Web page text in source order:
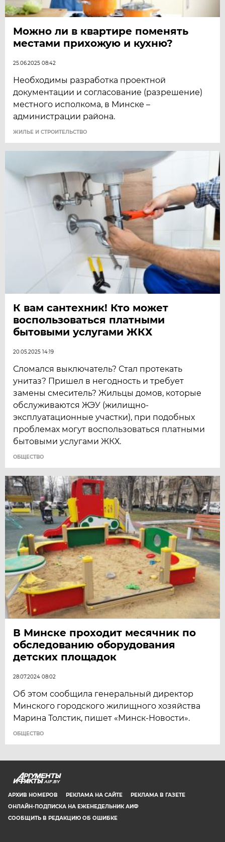
Можно ли в квартире поменять
местами прихожую и кухню?
25.06.2025 08:42
Необходимы разработка проектной
документации и согласование (разрешение)
местного исполкома, в Минске –
администрации района.
ЖИЛЬЕ И СТРОИТЕЛЬСТВО
К вам сантехник! Кто может
воспользоваться платными
бытовыми услугами ЖКХ
20.05.2025 14:19
Сломался выключатель? Стал протекать
унитаз? Пришел в негодность и требует
замены смеситель? Жильцы домов, которые
обслуживаются ЖЭУ (жилищно-
эксплуатационные участки), при подобных
проблемах могут воспользоваться платными
бытовыми услугами ЖКХ.
ОБЩЕСТВО
В Минске проходит месячник по
обследованию оборудования
детских площадок
28.07.2024 08:02
Об этом сообщила генеральный директор
Минского городского жилищного хозяйства
Марина Толстик, пишет «Минск-Новости».
ОБЩЕСТВО
AIF.BY
АРХИВ НОМЕРОВ РЕКЛАМА НА САЙТЕ
РЕКЛАМА В ГАЗЕТЕ
ОНЛАЙН-ПОДПИСКА НА ЕЖЕНЕДЕЛЬНИК АИФ
СООБЩИТЬ В РЕДАКЦИЮ ОБ ОШИБКЕ